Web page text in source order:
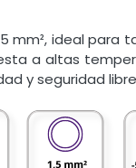
1,5 mm², ideal
a altas
y seguridad